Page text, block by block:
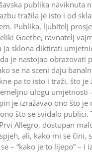
publika naviknuta
tražila je isto i od
Publika, ljubitelj
Goethe, ravnatelj
ja sklona diktirati
je nastojao obrazovati
se na sceni daju
pa to isto i traži, što je
ulogu umjetnosti
je izražavao ono što je
što se sviđalo publici.
Allegro, dostupan
ali, kako mi se čini,
– “kako je to lijepo” – i